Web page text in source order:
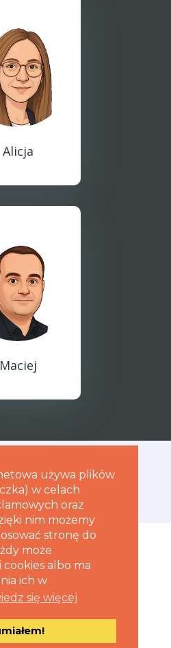
używa plików
w celach
oraz
nim możemy
stronę do
może
albo ma
ich w
się więcej
Alicja
Maciej
RADIX Sp. z o. o.